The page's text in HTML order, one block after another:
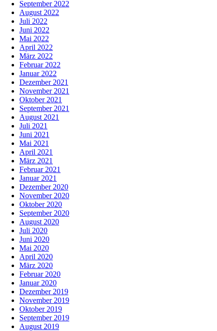
September 2022
August 2022
Juli 2022
Juni 2022
Mai 2022
April 2022
März 2022
Februar 2022
Januar 2022
Dezember 2021
November 2021
Oktober 2021
September 2021
August 2021
Juli 2021
Juni 2021
Mai 2021
April 2021
März 2021
Februar 2021
Januar 2021
Dezember 2020
November 2020
Oktober 2020
September 2020
August 2020
Juli 2020
Juni 2020
Mai 2020
April 2020
März 2020
Februar 2020
Januar 2020
Dezember 2019
November 2019
Oktober 2019
September 2019
August 2019